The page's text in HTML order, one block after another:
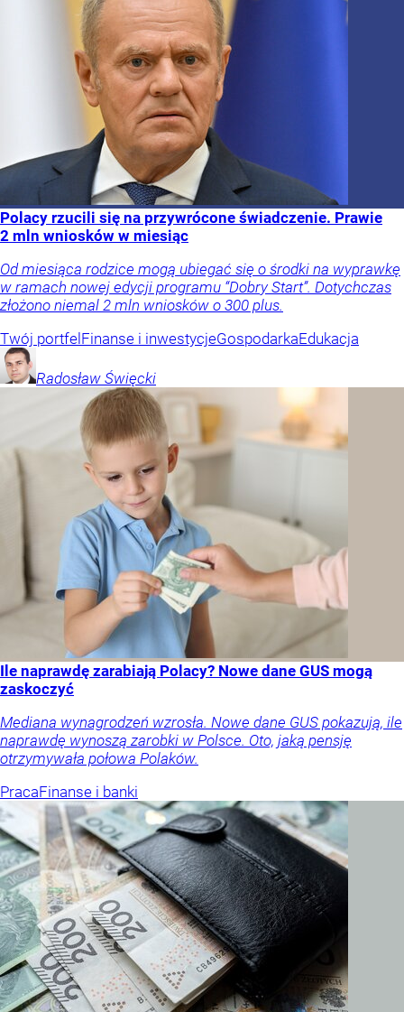
Polacy rzucili się na przywrócone świadczenie. Prawie
2 mln wniosków w miesiąc
Od miesiąca rodzice mogą ubiegać się o środki na wyprawkę
w ramach nowej edycji programu “Dobry Start”. Dotychczas
złożono niemal 2 mln wniosków o 300 plus.
Twój portfelFinanse i inwestycjeGospodarkaEdukacja
Radosław Święcki
Ile naprawdę zarabiają Polacy? Nowe dane GUS mogą
zaskoczyć
Mediana wynagrodzeń wzrosła. Nowe dane GUS pokazują, ile
naprawdę wynoszą zarobki w Polsce. Oto, jaką pensję
otrzymywała połowa Polaków.
PracaFinanse i banki